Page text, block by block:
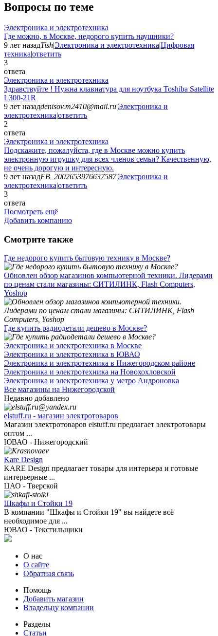
Вопросы по теме
Электроника и электротехника
Где можно, в Москве, недорого купить наушники?
9 лет назадTish|Электроника и электротехника|Цифровая
техника|ответить
3
ответа
Электроника и электротехника
Здравствуйте ! Нужна клавиатура для ноутбука Toshiba Satellite
L300-21R
9 лет назадdenisov.m2410@mail.ru|Электроника и
электротехника|ответить
2
ответа
Электроника и электротехника
Подскажите, пожалуйста, где в Москве можно купить
электронную игрушку для всех членов семьи? Качественную,
не очень дорогую и интересную.
9 лет назадFB_2002653976637587|Электроника и
электротехника|ответить
3
ответа
Посмотреть ещё
Добавить компанию
Смотрите также
Где недорого купить бытовую технику в Москве?
Обновлен обзор магазинов компьютерной техники. Лидерами
по ценам стали магазины: СИТИЛИНК, Flash Computers,
Yoshop
Где купить радиодетали дешево в Москве?
Электроника и электротехника в Москве
Электроника и электротехника в ЮВАО
Электроника и электротехника в Нижегородском районе
Электроника и электротехника на Новохохловской
Электроника и электротехника у метро Андроновка
Все магазины на Нижегородской
Недавно добавлено
elstuff.ru - магазин электротоваров
Магазин электротоваров elstuff.ru предлагает электротовары
оптом ...
ЮВАО - Нижегородский
Kare Design
KARE Design предлагает товары для интерьера и готовые
интерьерные ...
ЦАО - Тверской
Шкафы и Стойки 19
В компании "Шкафы и Стойки 19" вы найдете всё
необходимое для ...
ЮВАО - Текстильщики
О нас
О сайте
Обратная связь
Помощь
Добавить магазин
Владельцу компании
Разделы
Статьи